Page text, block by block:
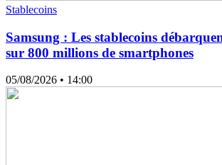
Stablecoins
Samsung : Les stablecoins
sur 800 millions de smartphones
05/08/2026 • 14:00